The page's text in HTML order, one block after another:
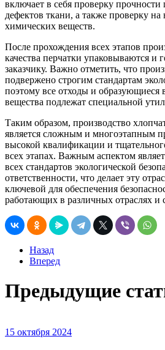
включает в себя проверку прочности
дефектов ткани, а также проверку
химических веществ.
После прохождения всех этапов
качества перчатки упаковываются и
заказчику. Важно отметить, что
подвержено строгим стандартам
поэтому все отходы и образующиеся
вещества подлежат специальной
Таким образом, производство
является сложным и многоэтапным
высокой квалификации и
всех этапах. Важным аспектом
всех стандартов экологической
ответственности, что делает эту
ключевой для обеспечения
работающих в различных отраслях и
Назад
Вперед
Предыдущие
15 октября 2024